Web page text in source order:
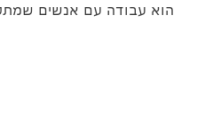
הוא עבודה עם אנשים